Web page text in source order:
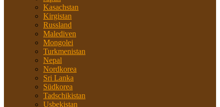
Kasachstan
Kirgistan
Russland
Malediven
Mongolei
Turkmenistan
Nepal
Nordkorea
Sri Lanka
Südkorea
Tadschikistan
Usbekistan